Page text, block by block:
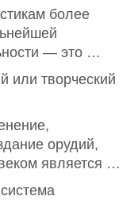
более
— это …
или творческий
орудий,
является …